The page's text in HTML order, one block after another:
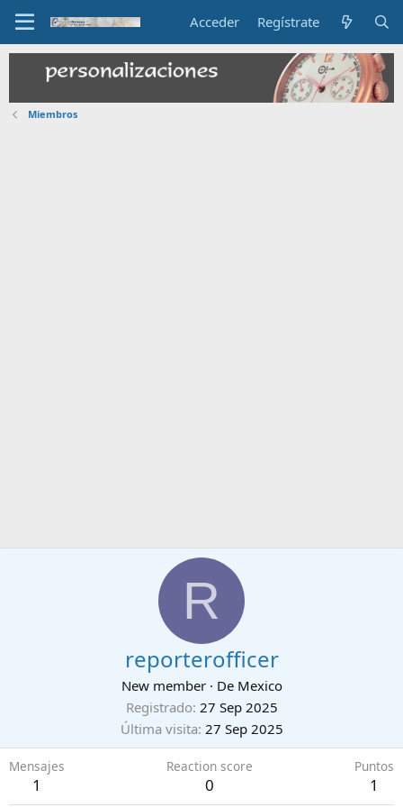
Acceder Regístrate
Miembros
R
reporterofficer
New member · De Mexico
Registrado 27 Sep 2025
Última visita 27 Sep 2025
Mensajes
1
Reaction score
0
Puntos
1